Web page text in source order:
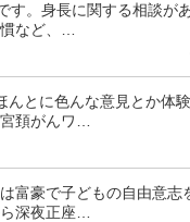
す。身長に関する相談が
など、…
んとに色んな意見とか体
頚がんワ…
富豪で子どもの自由意志
深夜正座…